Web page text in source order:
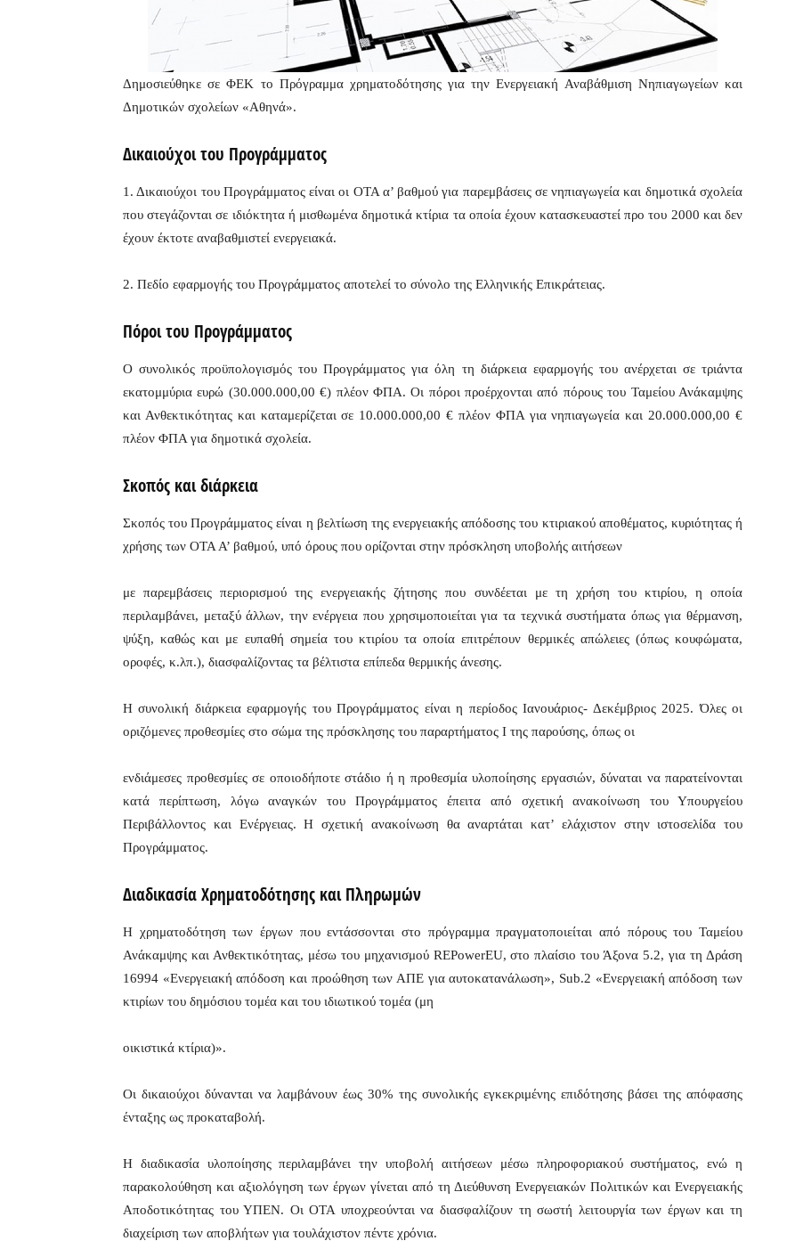
Δημοσιεύθηκε σε ΦΕΚ το Πρόγραμμα χρηματοδότησης για την Ενεργειακή Αναβάθμιση Νηπιαγωγείων και
Δημοτικών σχολείων «Αθηνά».
Δικαιούχοι του Προγράμματος
1. Δικαιούχοι του Προγράμματος είναι οι ΟΤΑ α’ βαθμού για παρεμβάσεις σε νηπιαγωγεία και δημοτικά σχολεία
που στεγάζονται σε ιδιόκτητα ή μισθωμένα δημοτικά κτίρια τα οποία έχουν κατασκευαστεί προ του 2000 και δεν
έχουν έκτοτε αναβαθμιστεί ενεργειακά.
2. Πεδίο εφαρμογής του Προγράμματος αποτελεί το σύνολο της Ελληνικής Επικράτειας.
Πόροι του Προγράμματος
Ο συνολικός προϋπολογισμός του Προγράμματος για όλη τη διάρκεια εφαρμογής του ανέρχεται σε τριάντα
εκατομμύρια ευρώ (30.000.000,00 €) πλέον ΦΠΑ. Οι πόροι προέρχονται από πόρους του Ταμείου Ανάκαμψης
και Ανθεκτικότητας και καταμερίζεται σε 10.000.000,00 € πλέον ΦΠΑ για νηπιαγωγεία και 20.000.000,00 €
πλέον ΦΠΑ για δημοτικά σχολεία.
Σκοπός και διάρκεια
Σκοπός του Προγράμματος είναι η βελτίωση της ενεργειακής απόδοσης του κτιριακού αποθέματος, κυριότητας ή
χρήσης των ΟΤΑ Α’ βαθμού, υπό όρους που ορίζονται στην πρόσκληση υποβολής αιτήσεων
με παρεμβάσεις περιορισμού της ενεργειακής ζήτησης που συνδέεται με τη χρήση του κτιρίου, η οποία
περιλαμβάνει, μεταξύ άλλων, την ενέργεια που χρησιμοποιείται για τα τεχνικά συστήματα όπως για θέρμανση,
ψύξη, καθώς και με ευπαθή σημεία του κτιρίου τα οποία επιτρέπουν θερμικές απώλειες (όπως κουφώματα,
οροφές, κ.λπ.), διασφαλίζοντας τα βέλτιστα επίπεδα θερμικής άνεσης.
Η συνολική διάρκεια εφαρμογής του Προγράμματος είναι η περίοδος Ιανουάριος- Δεκέμβριος 2025. Όλες οι
οριζόμενες προθεσμίες στο σώμα της πρόσκλησης του παραρτήματος Ι της παρούσης, όπως οι
ενδιάμεσες προθεσμίες σε οποιοδήποτε στάδιο ή η προθεσμία υλοποίησης εργασιών, δύναται να παρατείνονται
κατά περίπτωση, λόγω αναγκών του Προγράμματος έπειτα από σχετική ανακοίνωση του Υπουργείου
Περιβάλλοντος και Ενέργειας. Η σχετική ανακοίνωση θα αναρτάται κατ’ ελάχιστον στην ιστοσελίδα του
Προγράμματος.
Διαδικασία Χρηματοδότησης και Πληρωμών
Η χρηματοδότηση των έργων που εντάσσονται στο πρόγραμμα πραγματοποιείται από πόρους του Ταμείου
Ανάκαμψης και Ανθεκτικότητας, μέσω του μηχανισμού REPowerEU, στο πλαίσιο του Άξονα 5.2, για τη Δράση
16994 «Ενεργειακή απόδοση και προώθηση των ΑΠΕ για αυτοκατανάλωση», Sub.2 «Ενεργειακή απόδοση των
κτιρίων του δημόσιου τομέα και του ιδιωτικού τομέα (μη
οικιστικά κτίρια)».
Οι δικαιούχοι δύνανται να λαμβάνουν έως 30% της συνολικής εγκεκριμένης επιδότησης βάσει της απόφασης
ένταξης ως προκαταβολή.
Η διαδικασία υλοποίησης περιλαμβάνει την υποβολή αιτήσεων μέσω πληροφοριακού συστήματος, ενώ η
παρακολούθηση και αξιολόγηση των έργων γίνεται από τη Διεύθυνση Ενεργειακών Πολιτικών και Ενεργειακής
Αποδοτικότητας του ΥΠΕΝ. Οι ΟΤΑ υποχρεούνται να διασφαλίζουν τη σωστή λειτουργία των έργων και τη
διαχείριση των αποβλήτων για τουλάχιστον πέντε χρόνια.